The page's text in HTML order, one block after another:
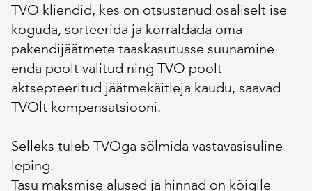
TVO kliendid, kes on otsustanud osaliselt ise
koguda, sorteerida ja korraldada oma
pakendijäätmete taaskasutusse suunamine
enda poolt valitud ning TVO poolt
aktsepteeritud jäätmekäitleja kaudu, saavad
TVOlt kompensatsiooni.
Selleks tuleb TVOga sõlmida vastavasisuline
leping.
Tasu maksmise alused ja hinnad on kõigile